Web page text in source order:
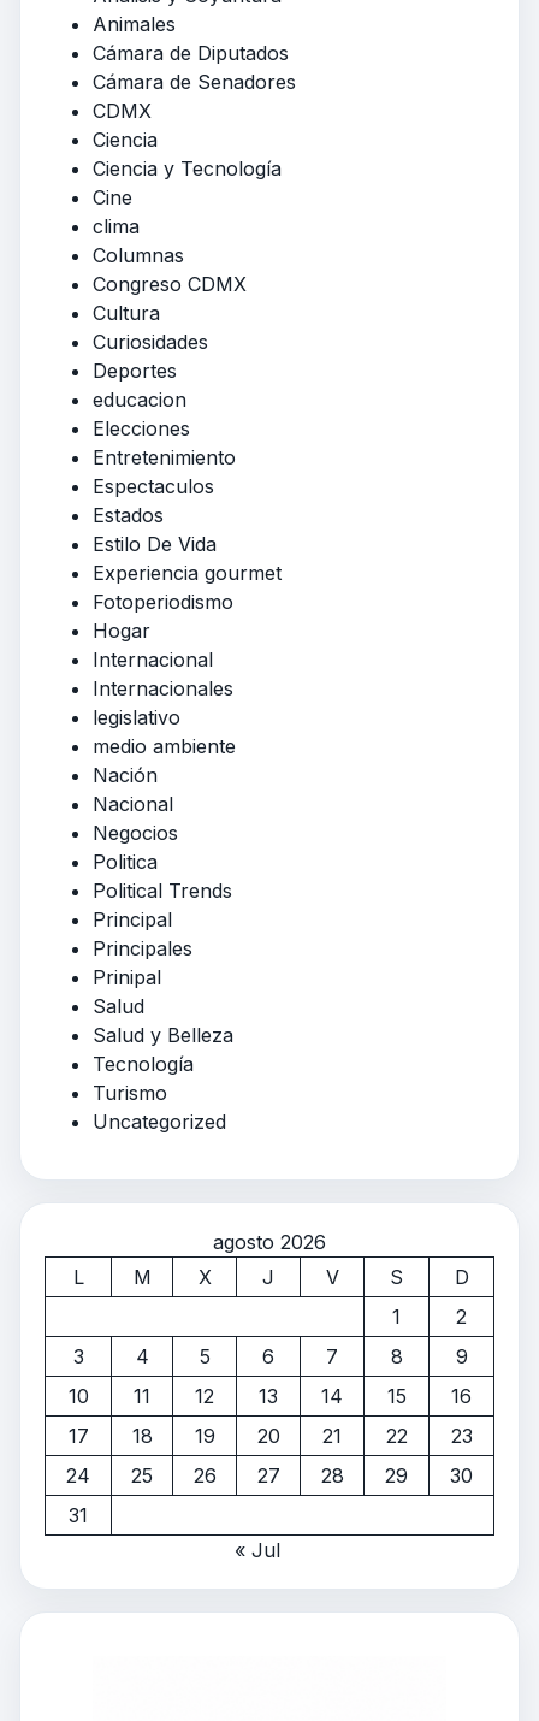
Animales
Cámara de Diputados
Cámara de Senadores
CDMX
Ciencia
Ciencia y Tecnología
Cine
clima
Columnas
Congreso CDMX
Cultura
Curiosidades
Deportes
educacion
Elecciones
Entretenimiento
Espectaculos
Estados
Estilo De Vida
Experiencia gourmet
Fotoperiodismo
Hogar
Internacional
Internacionales
legislativo
medio ambiente
Nación
Nacional
Negocios
Politica
Political Trends
Principal
Principales
Prinipal
Salud
Salud y Belleza
Tecnología
Turismo
Uncategorized
agosto 2026
L
M X J V S
D
1
2
3
4 5 6 7 8
9
10
11 12 13 14 15
16
17
18 19 20 21 22
23
24
25 26 27 28 29
30
31
« Jul